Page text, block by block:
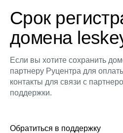
Срок
домена
Если вы хотите сохранить
партнеру Руцентра для
контакты для связи с
поддержки.
Обратиться в поддержку